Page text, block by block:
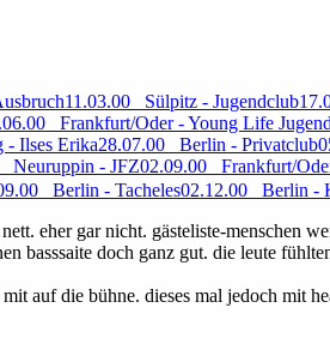
11.03.00 Sülpitz - Jugendclub
Frankfurt/Oder - Young Life
Ilses Erika28.07.00 Berlin - Privatclub
Neuruppin - JFZ02.09.00 Frankfurt/
Berlin - Tacheles02.12.00 Berlin -
eher gar nicht. gästeliste-menschen
basssaite doch ganz gut. die leute
auf die bühne. dieses mal jedoch mit